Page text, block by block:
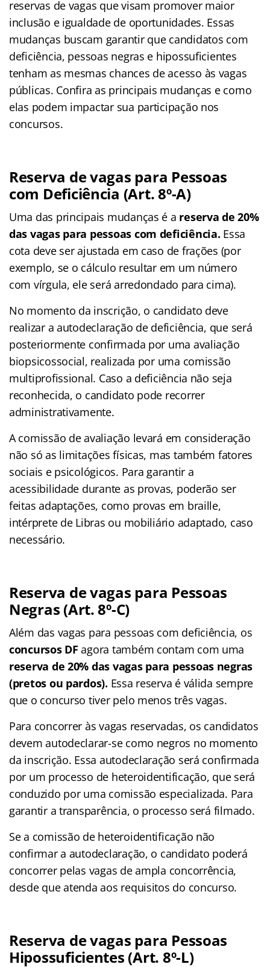
reservas de vagas que visam promover maior
inclusão e igualdade de oportunidades. Essas
mudanças buscam garantir que candidatos com
deficiência, pessoas negras e hipossuficientes
tenham as mesmas chances de acesso às vagas
públicas. Confira as principais mudanças e como
elas podem impactar sua participação nos
concursos.
Reserva de vagas para Pessoas
com Deficiência (Art. 8º-A)
Uma das principais mudanças é a reserva de 20%
das vagas para pessoas com deficiência. Essa
cota deve ser ajustada em caso de frações (por
exemplo, se o cálculo resultar em um número
com vírgula, ele será arredondado para cima).
No momento da inscrição, o candidato deve
realizar a autodeclaração de deficiência, que será
posteriormente confirmada por uma avaliação
biopsicossocial, realizada por uma comissão
multiprofissional. Caso a deficiência não seja
reconhecida, o candidato pode recorrer
administrativamente.
A comissão de avaliação levará em consideração
não só as limitações físicas, mas também fatores
sociais e psicológicos. Para garantir a
acessibilidade durante as provas, poderão ser
feitas adaptações, como provas em braille,
intérprete de Libras ou mobiliário adaptado, caso
necessário.
Reserva de vagas para Pessoas
Negras (Art. 8º-C)
Além das vagas para pessoas com deficiência, os
concursos DF agora também contam com uma
reserva de 20% das vagas para pessoas negras
(pretos ou pardos). Essa reserva é válida sempre
que o concurso tiver pelo menos três vagas.
Para concorrer às vagas reservadas, os candidatos
devem autodeclarar-se como negros no momento
da inscrição. Essa autodeclaração será confirmada
por um processo de heteroidentificação, que será
conduzido por uma comissão especializada. Para
garantir a transparência, o processo será filmado.
Se a comissão de heteroidentificação não
confirmar a autodeclaração, o candidato poderá
concorrer pelas vagas de ampla concorrência,
desde que atenda aos requisitos do concurso.
Reserva de vagas para Pessoas
Hipossuficientes (Art. 8º-L)